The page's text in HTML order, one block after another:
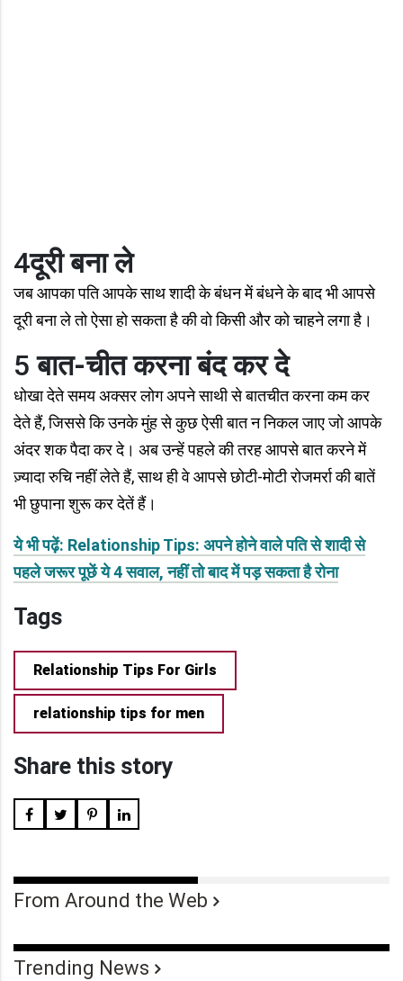
4दूरी बना ले
जब आपका पति आपके साथ शादी के बंधन में बंधने के बाद भी आपसे
दूरी बना ले तो ऐसा हो सकता है की वो किसी और को चाहने लगा है।
5बात-चीत करना बंद कर दे
धोखा देते समय अक्‍सर लोग अपने साथी से बातचीत करना कम कर
देते हैं, जिससे कि उनके मुंह से कुछ ऐसी बात न निकल जाए जो आपके
अंदर शक पैदा कर दे। अब उन्हें पहले की तरह आपसे बात करने में
ज़्यादा रु‍चि नहीं लेते हैं, साथ ही वे आपसे छोटी-मोटी रोजमर्रा की बातें
भी छुपाना शुरू कर देतें हैं।
ये भी पढ़ें: Relationship Tips: अपने होने वाले पति से शादी से
पहले जरूर पूछें ये 4 सवाल, नहीं तो बाद में पड़ सकता है रोना
Tags
Relationship Tips For Girls
relationship tips for men
Share this story
From Around the Web
Trending News